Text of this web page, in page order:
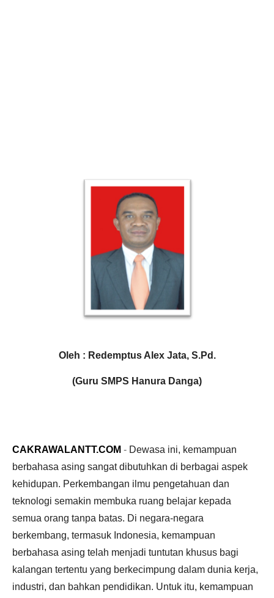
Oleh : Redemptus Alex Jata, S.Pd.
(Guru SMPS Hanura Danga)
CAKRAWALANTT.COM - Dewasa ini, kemampuan
berbahasa asing sangat dibutuhkan di berbagai aspek
kehidupan. Perkembangan ilmu pengetahuan dan
teknologi semakin membuka ruang belajar kepada
semua orang tanpa batas. Di negara-negara
berkembang, termasuk Indonesia, kemampuan
berbahasa asing telah menjadi tuntutan khusus bagi
kalangan tertentu yang berkecimpung dalam dunia kerja,
industri, dan bahkan pendidikan. Untuk itu, kemampuan